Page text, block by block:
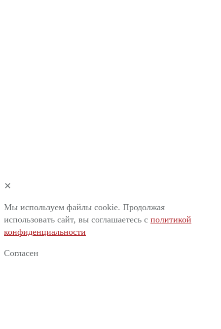
✕
Мы используем файлы cookie. Продолжая
использовать сайт, вы соглашаетесь c политикой
конфиденциальности
Согласен